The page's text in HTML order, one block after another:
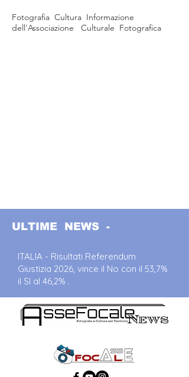
Fotografia Cultura Informazione
dell'Associazione Culturale Fotografica
ULTIME NEWS -
ITALIA - Risultati Referendum
Giustizia 2026, vince il No con il 53,7%
il SI al 46,2% .